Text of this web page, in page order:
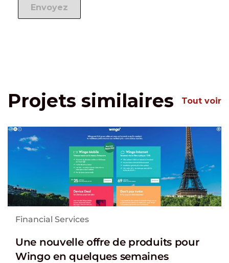
Projets similaires Tout voir
Financial Services
Une nouvelle offre de produits pour
Wingo en quelques semaines